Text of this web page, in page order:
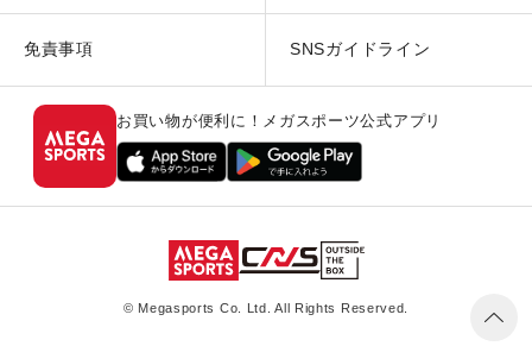
免責事項 SNSガイドライン
お買い物が便利に！メガスポーツ公式アプリ
© Megasports Co. Ltd. All Rights Reserved.